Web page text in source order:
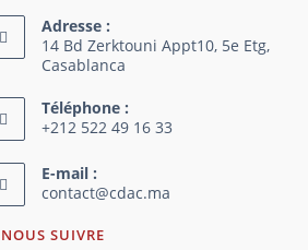
Adresse :
14 Bd Zerktouni Appt10, 5e Etg,
Casablanca
Téléphone :
+212 522 49 16 33
E-mail :
contact@cdac.ma​
NOUS SUIVRE